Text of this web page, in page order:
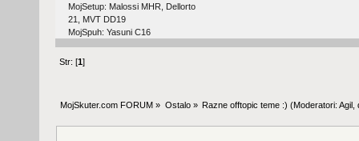
MojSetup: Malossi MHR, Dellorto
21, MVT DD19
MojSpuh: Yasuni C16
Str: [1]
MojSkuter.com FORUM » Ostalo» Razne offtopic teme :) (Moderatori: Agil